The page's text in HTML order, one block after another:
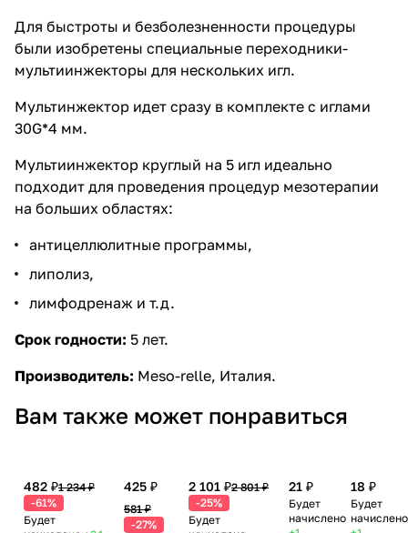
Для быстроты и безболезненности процедуры
были изобретены специальные переходники-
мультиинжекторы для нескольких игл.
Мультинжектор идет сразу в комплекте с иглами
30G*4 мм.
Мультиинжектор круглый на 5 игл идеально
подходит для проведения процедур мезотерапии
на больших областях:
антицеллюлитные программы,
липолиз,
лимфодренаж и т.д.
Срок годности: 5 лет.
Производитель: Meso-relle, Италия.
Вам также может понравиться
482 ₽1 234 ₽
-61%
Будет
425 ₽
581 ₽
-27%
2 101 ₽2 801 ₽
-25%
Будет
21 ₽
Будет
начислено
18 ₽
Будет
начислено